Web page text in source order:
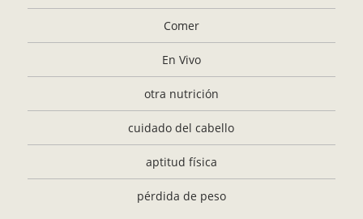
Comer
En Vivo
otra nutrición
cuidado del cabello
aptitud física
pérdida de peso